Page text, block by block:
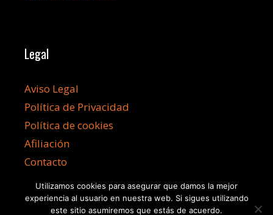
Legal
Aviso Legal
Política de Privacidad
Política de cookies
Afiliación
Contacto
Utilizamos cookies para asegurar que damos la mejor
experiencia al usuario en nuestra web. Si sigues utilizando
este sitio asumiremos que estás de acuerdo.